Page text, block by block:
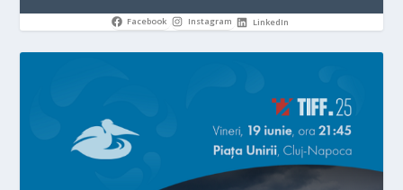
Facebook Instagram LinkedIn